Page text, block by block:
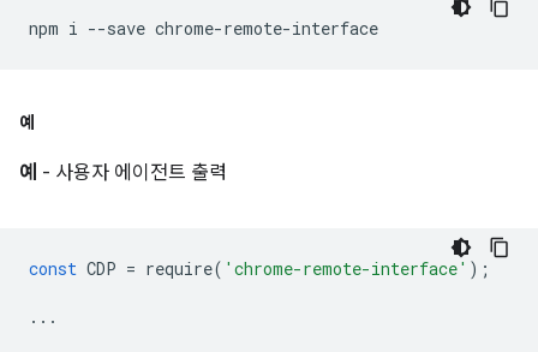
npm i --save
예
예 - 사용자 에이전트 출력
const CDP = require( 'chrome-remote-interface' );
...